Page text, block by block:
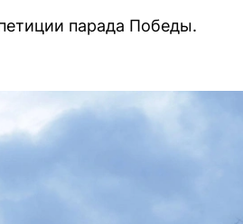
парада Победы.